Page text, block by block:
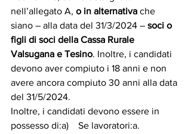
nell’allegato A, o in alternativa che
siano – alla data del 31/3/2024 – soci o
figli di soci della Cassa Rurale
Valsugana e Tesino. Inoltre, i candidati
devono aver compiuto i 18 anni e non
avere ancora compiuto 30 anni alla data
del 31/5/2024.
Inoltre, i candidati devono essere in
possesso di:a)    Se lavoratori:a.